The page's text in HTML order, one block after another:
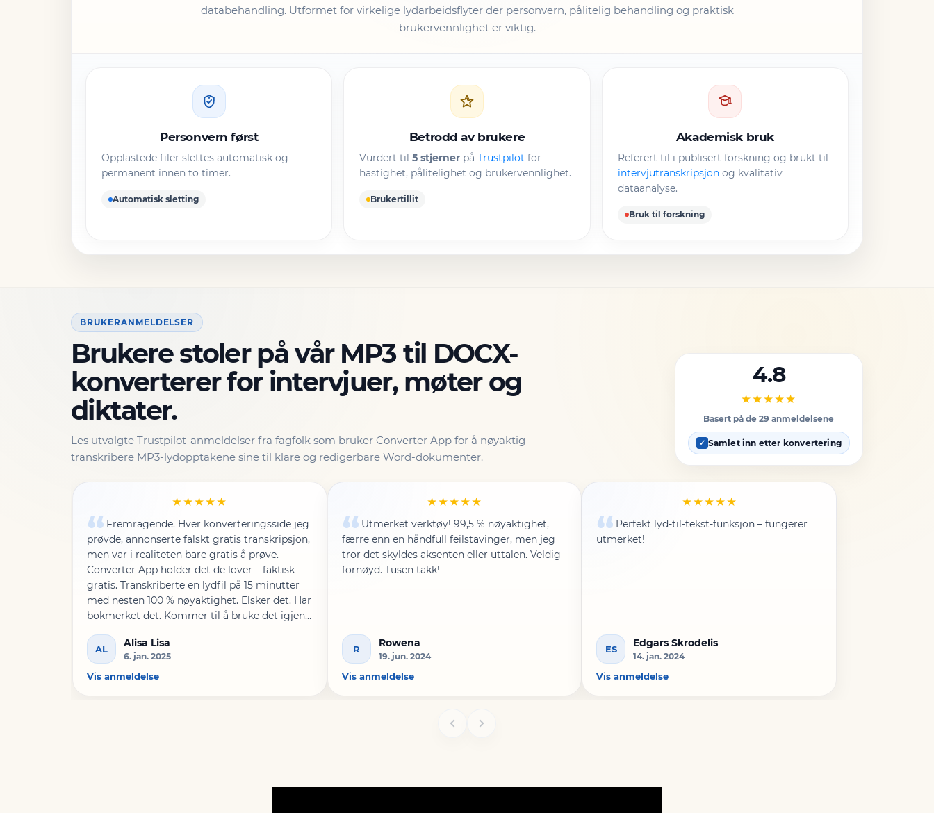
databehandling. Utformet for virkelige lydarbeidsflyter der personvern, pålitelig behandling og praktisk
brukervennlighet er viktig.
Personvern først
Opplastede filer slettes automatisk og
permanent innen to timer.
Automatisk sletting
Betrodd av brukere
Vurdert til5 stjerner påTrustpilot for
hastighet, pålitelighet og brukervennlighet.
Brukertillit
Akademisk bruk
Referert til i publisert forskning og brukt til
intervjutranskripsjonog kvalitativ
dataanalyse.
Bruk til forskning
BRUKERANMELDELSER
Brukere stoler på vår MP3 til DOCX-
konverterer for intervjuer, møter og
diktater.
Les utvalgte Trustpilot-anmeldelser fra fagfolk som bruker Converter App for å nøyaktig
transkribere MP3-lydopptakene sine til klare og redigerbare Word-dokumenter.
4.8
★★★★★
Basert på de 29 anmeldelsene
✓ Samlet inn etter konvertering
★★★★★
Fremragende. Hver konverteringsside jeg
prøvde, annonserte falskt gratis transkripsjon,
men var i realiteten bare gratis å prøve.
Converter App holder det de lover – faktisk
gratis. Transkriberte en lydfil på 15 minutter
med nesten 100 % nøyaktighet. Elsker det. Har
bokmerket det. Kommer til å bruke det igjen
AL
Alisa Lisa
6. jan. 2025
Vis anmeldelse
★★★★★
Utmerket verktøy! 99,5 % nøyaktighet,
færre enn en håndfull feilstavinger, men jeg
tror det skyldes aksenten eller uttalen. Veldig
fornøyd. Tusen takk!
R
Rowena
19. jun. 2024
Vis anmeldelse
★★★★★
Perfekt lyd-til-tekst-funksjon – fungerer
utmerket!
ES
Edgars Skrodelis
14. jan. 2024
Vis anmeldelse